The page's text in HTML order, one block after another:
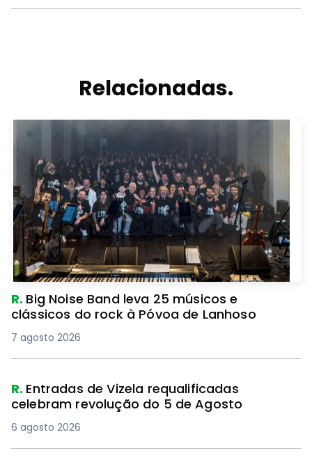
Relacionadas.
R. Big Noise Band leva 25 músicos e
clássicos do rock à Póvoa de Lanhoso
7 agosto 2026
R. Entradas de Vizela requalificadas
celebram revolução do 5 de Agosto
6 agosto 2026